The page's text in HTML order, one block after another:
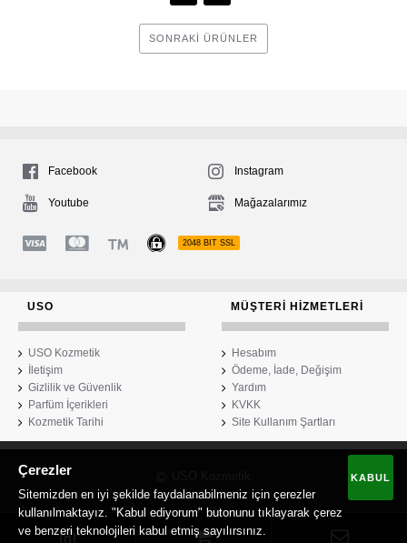
SONRAKI ÜRÜNLER
Facebook Instagram
Youtube Mağazalarımız
2048 BIT SSL
USO
USO Kozmetik
İletişim
Gizlilik ve Güvenlik
Parfüm İçerikleri
Kozmetik Tarihi
MÜŞTERI HIZMETLERI
Hesabım
Ödeme, İade, Değişim
Yardım
KVKK
Site Kullanım Şartları
KABUL
Çerezler
Sitemizden en iyi şekilde faydalanabilmeniz için çerezler
kullanılmaktayız. "Kabul ediyorum" butonunu tıklayarak çerez
ve benzeri teknolojileri kabul etmiş sayılırsınız.